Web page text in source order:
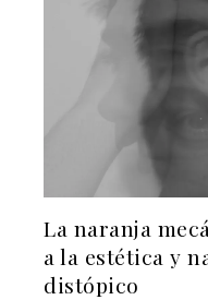
La naranja
a la estética y
distópico